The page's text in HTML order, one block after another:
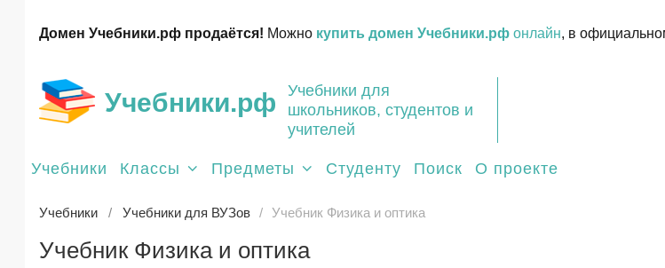
Домен Учебники.рф продаётся! Можно купить домен Учебники.рф онлайн, в
Учебники.рф
Учебники для
школьников, студентов и
учителей
Учебники Классы Предметы Студенту Поиск О проекте
Учебники Учебники для ВУЗов Учебник Физика и оптика
Учебник Физика и оптика